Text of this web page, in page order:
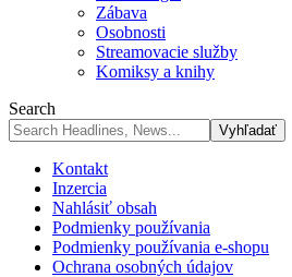
Zábava
Osobnosti
Streamovacie služby
Komiksy a knihy
Search
Kontakt
Inzercia
Nahlásiť obsah
Podmienky používania
Podmienky používania e-shopu
Ochrana osobných údajov